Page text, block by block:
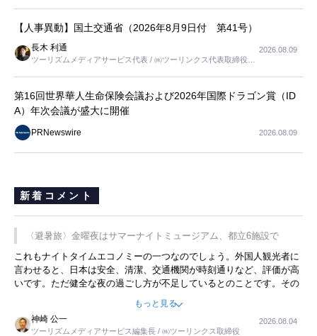
【人事異動】国土交通省（2026年8月9日付 第41号）
長木 利通
ツーリズムメディアサービス代表 / ㈱ツーリンクス代表取締役社
2026.08.09
第16回世界華人生命保険会議および2026年国際ドラゴン賞（ID
A）年次会議が盛大に開催
PRNewswire 2026.08.09
新着コメント
〈避暑旅〉金曜夜はサマーナイトミュージアム、都立6施設で
これもナイトタイムエコノミーの一つなのでしょう。外国人観光者に
言わせると、日本は安全、清潔、交通機関が時刻通りなど、評価が高
いです。ただ健全な夜の過ごし方が不足しているとのことです。その
ような意味で、金曜夜にこのようなイベントが行われれば、日本人に
限らず外国人にとっても楽しみが増えるでしょうね。
もっと見る
神崎 公一
ツーリズムメディアサービス編集長 / ㈱ツーリンクス取締役
2026.08.04